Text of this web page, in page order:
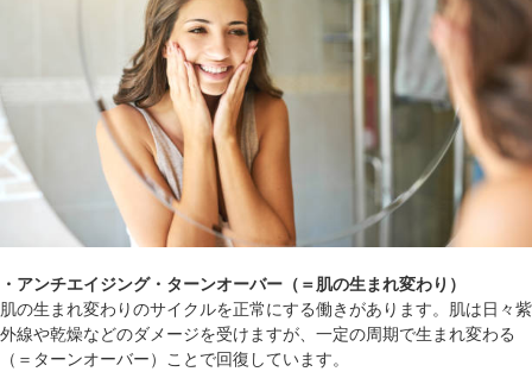
・アンチエイジング・ターンオーバー（＝肌の生まれ変わり）
肌の生まれ変わりのサイクルを正常にする働きがあります。肌は日々紫
外線や乾燥などのダメージを受けますが、一定の周期で生まれ変わる
（＝ターンオーバー）ことで回復しています。